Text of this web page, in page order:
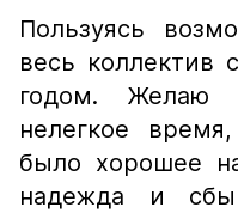
Пользуясь
весь
годом. Желаю
нелегкое
было хорошее
надежда и